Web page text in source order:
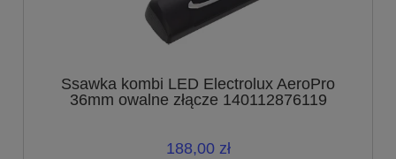
Ssawka kombi LED Electrolux AeroPro
36mm owalne złącze 140112876119
188,00 zł